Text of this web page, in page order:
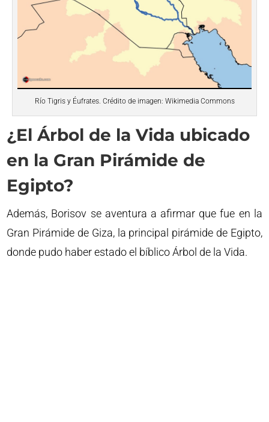
Río Tigris y Éufrates. Crédito de imagen: Wikimedia Commons
¿El Árbol de la Vida ubicado
en la Gran Pirámide de
Egipto?
Además, Borisov se aventura a afirmar que fue en la
Gran Pirámide de Giza, la principal pirámide de Egipto,
donde pudo haber estado el bíblico Árbol de la Vida.